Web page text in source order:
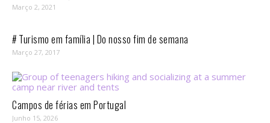
Março 2, 2021
# Turismo em família | Do nosso fim de semana
Março 27, 2017
Campos de férias em Portugal
Junho 15, 2026